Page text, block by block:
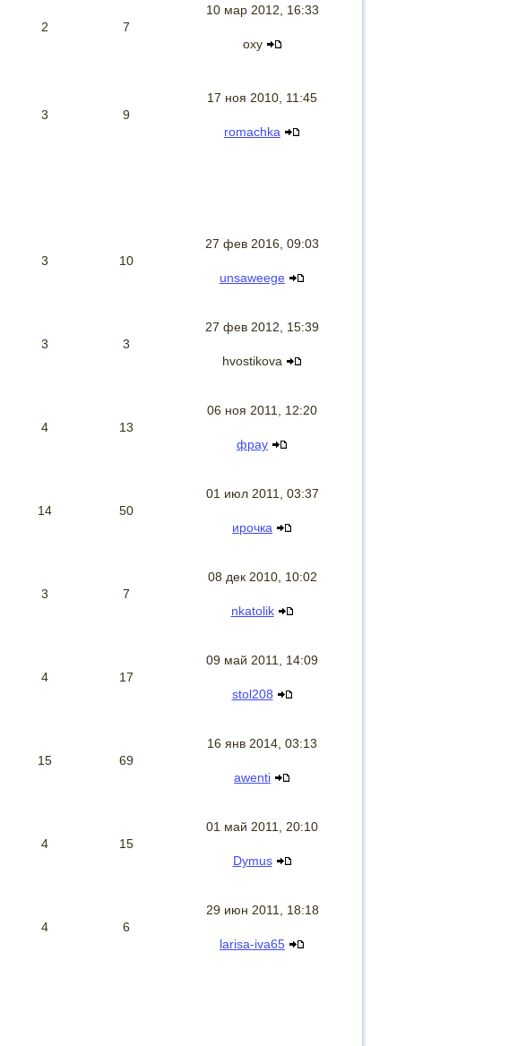
2 7
10 мар 2012, 16:33
oxy
3 9
17 ноя 2010, 11:45
romachka
3 10
27 фев 2016, 09:03
unsaweege
3 3
27 фев 2012, 15:39
hvostikova
4 13
06 ноя 2011, 12:20
фрау
14 50
01 июл 2011, 03:37
ирочка
3 7
08 дек 2010, 10:02
nkatolik
4 17
09 май 2011, 14:09
stol208
15 69
16 янв 2014, 03:13
awenti
4 15
01 май 2011, 20:10
Dymus
4 6
29 июн 2011, 18:18
larisa-iva65